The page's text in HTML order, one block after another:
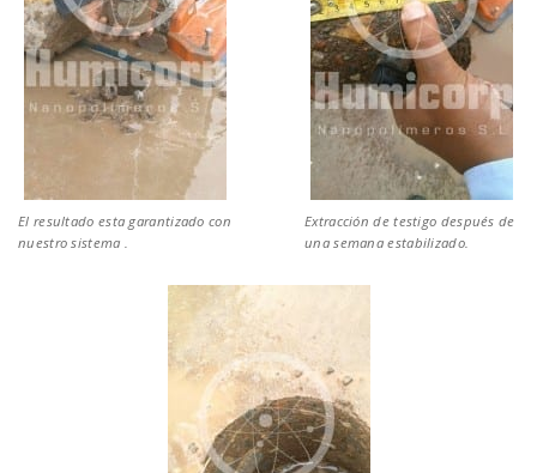
El resultado esta garantizado con
nuestro sistema .
Extracción de testigo después de
una semana estabilizado.